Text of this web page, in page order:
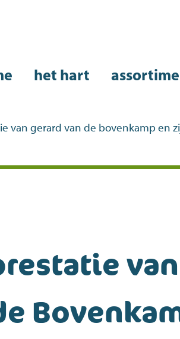
het hart
van gerard van de bovenkamp en
van